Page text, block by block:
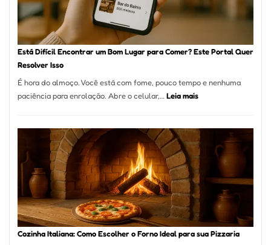
reservar
Paulo
Está Difícil Encontrar um Bom Lugar para Comer? Este Portal Quer
Resolver Isso
É hora do almoço. Você está com fome, pouco tempo e nenhuma
paciência para enrolação. Abre o celular,… Leia mais:
Encontrar
um
Bom
Lugar
para
Comer?
Este
Portal
Cozinha Italiana: Como Escolher o Forno Ideal para sua Pizzaria